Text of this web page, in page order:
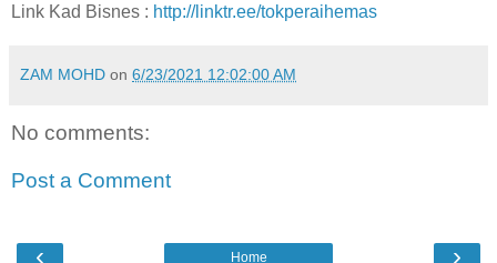
Link Kad Bisnes : http://linktr.ee/tokperaihemas
ZAM MOHD on 6/23/2021 12:02:00 AM
No comments:
Post a Comment
‹ ›
Home